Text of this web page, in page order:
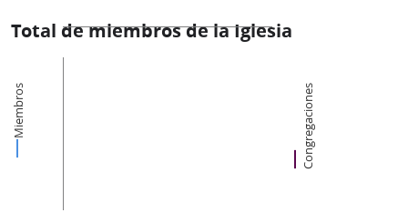
Total de miembros de la Iglesia
Miembros Congregaciones